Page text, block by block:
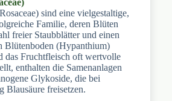
sind eine vielgestaltige,
Familie, deren Blüten
freier Staubblätter und einen
Blütenboden (Hypanthium)
das Fruchtfleisch oft wertvolle
enthalten die Samenanlagen
Glykoside, die bei
Blausäure freisetzen.